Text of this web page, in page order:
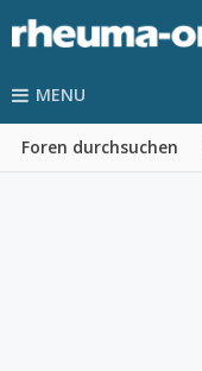
MENU
Foren durchsuchen